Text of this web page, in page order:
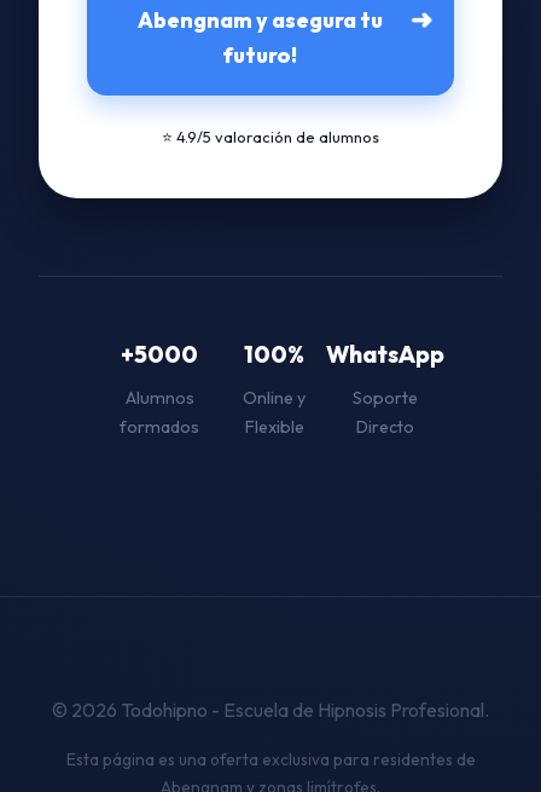
Abengnam y asegura tu
futuro!
➜
⭐ 4.9/5 valoración de alumnos
+5000
Alumnos
formados
100%
Online y
Flexible
WhatsApp
Soporte
Directo
© 2026 Todohipno - Escuela de Hipnosis Profesional.
Esta página es una oferta exclusiva para residentes de
Abengnam y zonas limítrofes.